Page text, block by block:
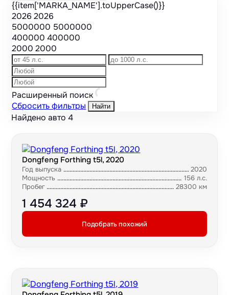
{{item['MARKA_NAME'].toUpperCase()}}
20262026
5000000 5000000
400000400000
20002000
Расширенный поиск
Сбросить фильтры
Найти
Найдено авто4
Dongfeng Forthing t5l, 2020
Год выпуска
2020
Мощность
156 л.с.
Пробег
28300 км
1 454 324 ₽
Подобрать похожий